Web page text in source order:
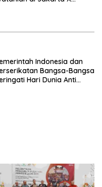
Indonesia dan
Bangsa-Bangsa
Hari Dunia Anti